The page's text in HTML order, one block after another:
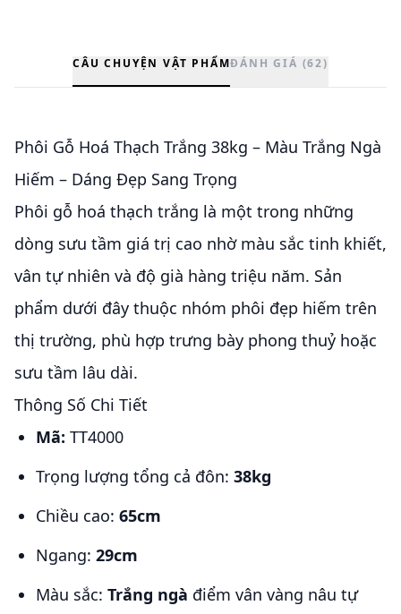
CÂU CHUYỆN VẬT PHẨMĐÁNH GIÁ (62)
Phôi Gỗ Hoá Thạch Trắng 38kg – Màu Trắng Ngà
Hiếm – Dáng Đẹp Sang Trọng
Phôi gỗ hoá thạch trắng là một trong những
dòng sưu tầm giá trị cao nhờ màu sắc tinh khiết,
vân tự nhiên và độ già hàng triệu năm. Sản
phẩm dưới đây thuộc nhóm phôi đẹp hiếm trên
thị trường, phù hợp trưng bày phong thuỷ hoặc
sưu tầm lâu dài.
Thông Số Chi Tiết
Mã: TT4000
Trọng lượng tổng cả đôn: 38kg
Chiều cao: 65cm
Ngang: 29cm
Màu sắc: Trắng ngà điểm vân vàng nâu tự